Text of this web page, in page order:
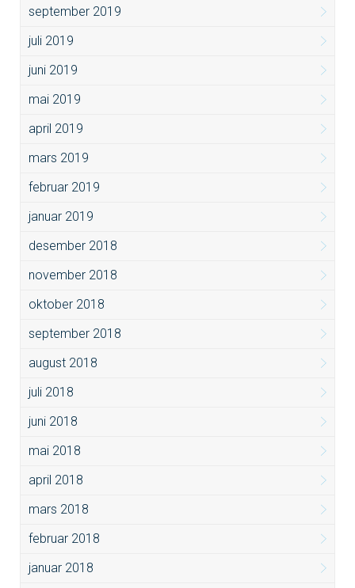
september 2019
juli 2019
juni 2019
mai 2019
april 2019
mars 2019
februar 2019
januar 2019
desember 2018
november 2018
oktober 2018
september 2018
august 2018
juli 2018
juni 2018
mai 2018
april 2018
mars 2018
februar 2018
januar 2018